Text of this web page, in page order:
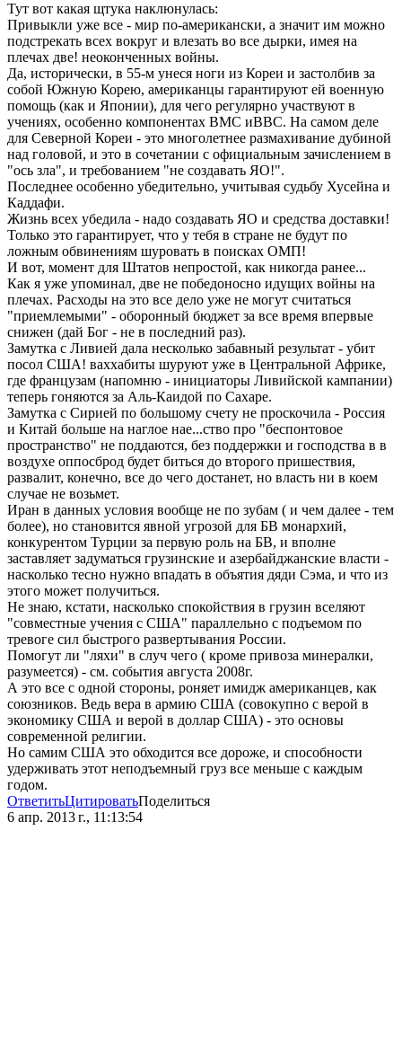
Тут вот какая щтука наклюнулась:
Привыкли уже все - мир по-американски, а значит им можно
подстрекать всех вокруг и влезать во все дырки, имея на
плечах две! неоконченных войны.
Да, исторически, в 55-м унеся ноги из Кореи и застолбив за
собой Южную Корею, американцы гарантируют ей военную
помощь (как и Японии), для чего регулярно участвуют в
учениях, особенно компонентах ВМС иВВС. На самом деле
для Северной Кореи - это многолетнее размахивание дубиной
над головой, и это в сочетании с официальным зачислением в
"ось зла", и требованием "не создавать ЯО!".
Последнее особенно убедительно, учитывая судьбу Хусейна и
Каддафи.
Жизнь всех убедила - надо создавать ЯО и средства доставки!
Только это гарантирует, что у тебя в стране не будут по
ложным обвинениям шуровать в поисках ОМП!
И вот, момент для Штатов непростой, как никогда ранее...
Как я уже упоминал, две не победоносно идущих войны на
плечах. Расходы на это все дело уже не могут считаться
"приемлемыми" - оборонный бюджет за все время впервые
снижен (дай Бог - не в последний раз).
Замутка с Ливией дала несколько забавный результат - убит
посол США! ваххабиты шуруют уже в Центральной Африке,
где французам (напомню - инициаторы Ливийской кампании)
теперь гоняются за Аль-Каидой по Сахаре.
Замутка с Сирией по большому счету не проскочила - Россия
и Китай больше на наглое нае...ство про "беспонтовое
пространство" не поддаются, без поддержки и господства в в
воздухе оппосброд будет биться до второго пришествия,
развалит, конечно, все до чего достанет, но власть ни в коем
случае не возьмет.
Иран в данных условия вообще не по зубам ( и чем далее - тем
более), но становится явной угрозой для БВ монархий,
конкурентом Турции за первую роль на БВ, и вполне
заставляет задуматься грузинские и азербайджанские власти -
насколько тесно нужно впадать в объятия дяди Сэма, и что из
этого может получиться.
Не знаю, кстати, насколько спокойствия в грузин вселяют
"совместные учения с США" параллельно с подъемом по
тревоге сил быстрого развертывания России.
Помогут ли "ляхи" в случ чего ( кроме привоза минералки,
разумеется) - см. события августа 2008г.
А это все с одной стороны, роняет имидж американцев, как
союзников. Ведь вера в армию США (совокупно с верой в
экономику США и верой в доллар США) - это основы
современной религии.
Но самим США это обходится все дороже, и способности
удерживать этот неподъемный груз все меньше с каждым
годом.
ОтветитьЦитироватьПоделиться
6 апр. 2013 г., 11:13:54